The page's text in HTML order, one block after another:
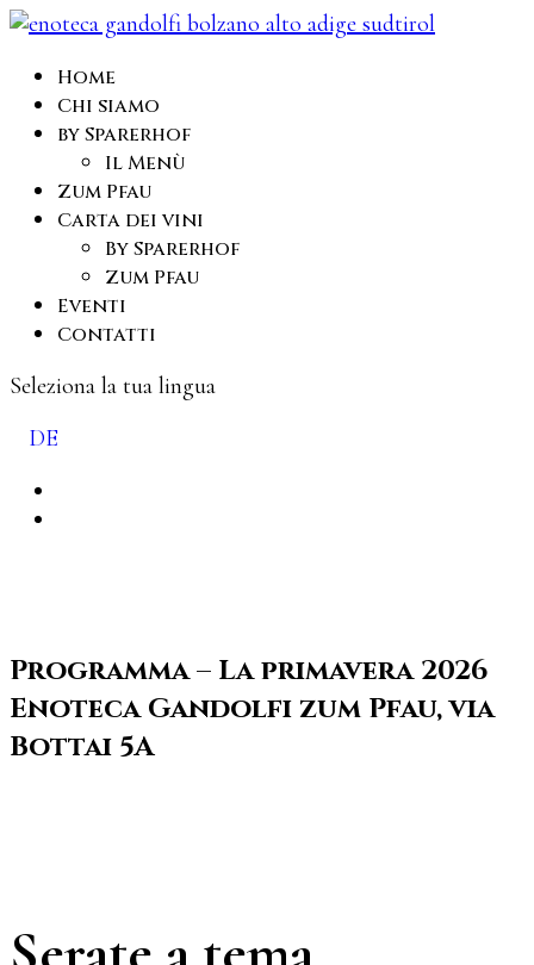
Home
Chi siamo
by Sparerhof
Il Menù
Zum Pfau
Carta dei vini
By Sparerhof
Zum Pfau
Eventi
Contatti
Seleziona la tua lingua
DE
Programma – La primavera 2026
Enoteca Gandolfi zum Pfau, via
Bottai 5A